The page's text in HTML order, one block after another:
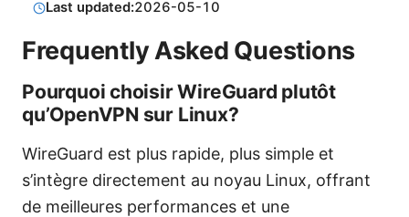
Last updated:2026-05-10
Frequently Asked Questions
Pourquoi choisir WireGuard plutôt
qu’OpenVPN sur Linux?
WireGuard est plus rapide, plus simple et
s’intègre directement au noyau Linux, offrant
de meilleures performances et une